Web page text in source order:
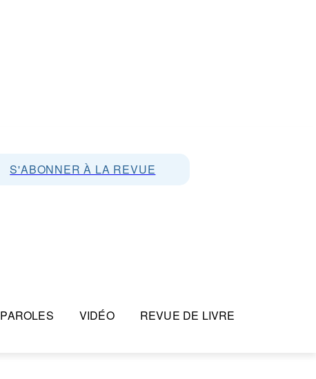
S'ABONNER À LA REVUE
PAROLES VIDÉO REVUE DE LIVRE